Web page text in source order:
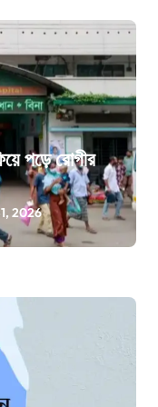
পড়ে রোগীর
2026